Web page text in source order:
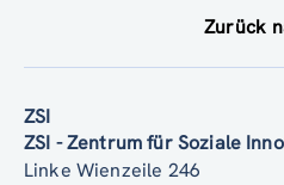
Zurück
ZSI
ZSI - Zentrum für Soziale
Linke Wienzeile 246